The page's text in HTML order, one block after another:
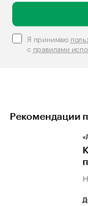
Я принимаю
с правилами
Рекомендации